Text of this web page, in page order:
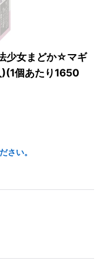
少女まどか☆マギ
個あたり1650
さい。